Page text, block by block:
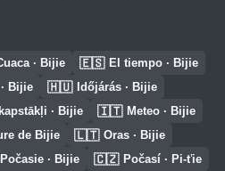
· Bijie 🇪🇸 El tiempo · Bijie
Bijie 🇭🇺 Időjárás · Bijie
· Bijie 🇮🇹 Meteo · Bijie
de Bijie 🇱🇹 Oras · Bijie
Počasie · Bijie 🇨🇿 Počasí · Pi-ťie